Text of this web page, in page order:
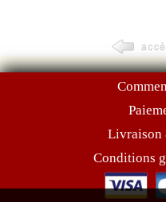
Livraison
Conditions